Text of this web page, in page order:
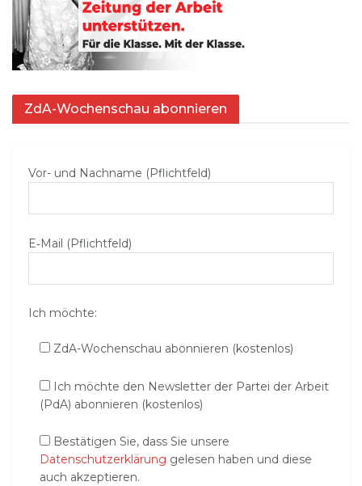
ZdA-Wochenschau abonnieren
Vor- und Nachname (Pflichtfeld)
E‑Mail (Pflichtfeld)
Ich möchte:
ZdA-Wochenschau abonnieren (kostenlos)
Ich möchte den Newsletter der Partei der Arbeit
(PdA) abonnieren (kostenlos)
Bestätigen Sie, dass Sie unsere
Datenschutzerklärung gelesen haben und diese
auch akzeptieren.